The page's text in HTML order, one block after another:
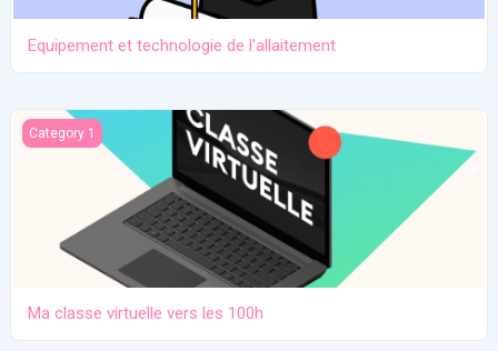
Equipement et technologie de l'allaitement
Ma classe virtuelle vers les 100h
Category 1
Ma classe virtuelle vers les 100h